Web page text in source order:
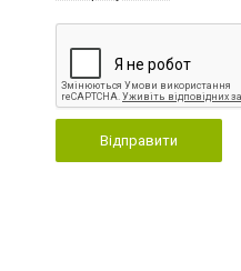
Відправити